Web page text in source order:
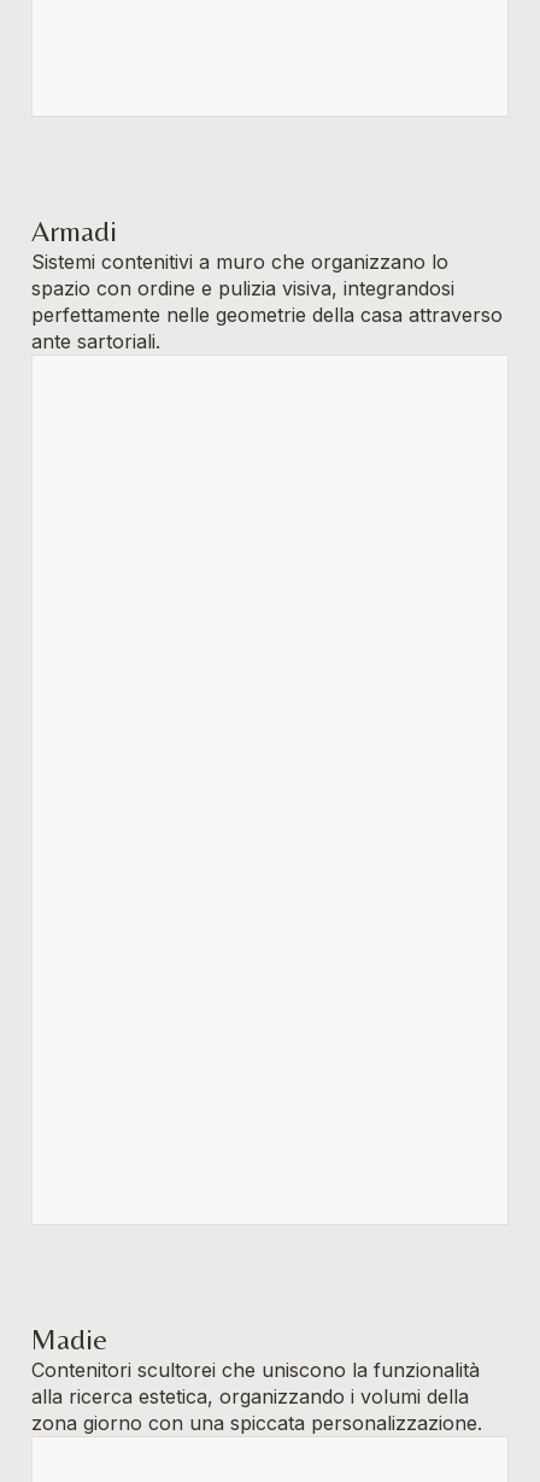
Armadi
Sistemi contenitivi a muro che organizzano lo
spazio con ordine e pulizia visiva, integrandosi
perfettamente nelle geometrie della casa attraverso
ante sartoriali.
Madie
Contenitori scultorei che uniscono la funzionalità
alla ricerca estetica, organizzando i volumi della
zona giorno con una spiccata personalizzazione.